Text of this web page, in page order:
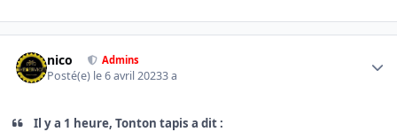
nico Admins
Posté(e) le 6 avril 20233 a
Il y a 1 heure, Tonton tapis a dit :